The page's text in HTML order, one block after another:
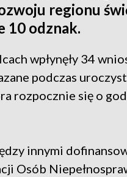
regionu
10 odznak.
wpłynęły 34
podczas
rozpocznie się o
innymi
Osób